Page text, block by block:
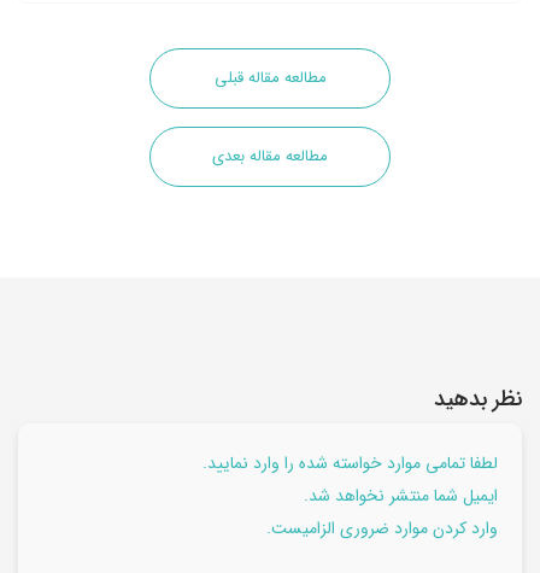
مطالعه مقاله قبلی
مطالعه مقاله بعدی
نظر بدهید
لطفا تمامی موارد خواسته شده را وارد نمایید.
ایمیل شما منتشر نخواهد شد.
وارد کردن موارد ضروری الزامیست.